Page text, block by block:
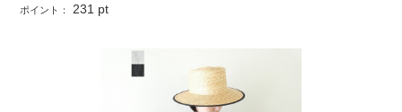
ポイント： 231 pt